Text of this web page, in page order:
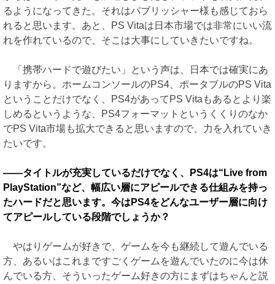
るようになってきた。それはパブリッシャー様も感じておら
れると思います。あと、PS Vitaは日本市場では非常にいい流
れを作れているので、そこは大事にしていきたいですね。
「携帯ハードで遊びたい」という声は、日本では確実にあ
りますから。ホームコンソールのPS4、ポータブルのPS Vita
ということだけでなく、PS4があってPS Vitaもあるとより楽
しめるというような、PS4フォーマットというくくりのなか
でPS Vita市場も拡大できると思いますので、力を入れていき
たいです。
――タイトルが充実しているだけでなく、PS4は“Live from
PlayStation”など、幅広い層にアピールできる仕組みを持っ
たハードだと思います。今はPS4をどんなユーザー層に向け
てアピールしている段階でしょうか？
やはりゲームが好きで、ゲームを今も継続して遊んでいる
方、あるいはこれまですごくゲームを遊んでいたのに今は休
んでいる方、そういったゲーム好きの方にまずはちゃんと説